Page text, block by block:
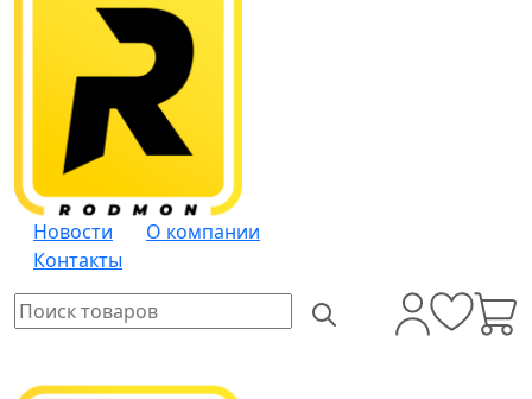
Новости
О компании
Контакты